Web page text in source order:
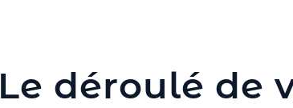
Le déroulé de